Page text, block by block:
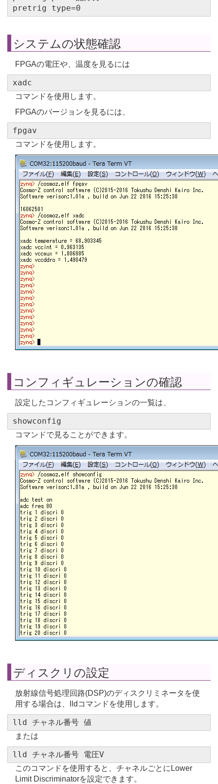
pretrig type=0
システムの状態確認
FPGAの電圧や、温度を見るには
xadc
コマンドを使用します。
FPGAのバージョンを見るには、
fpgav
コマンドを使用します。
コンフィギュレーションの確認
設定したコンフィギュレーションの一覧は、
showconfig
コマンドで見ることができます。
ディスクリの設定
放射線信号処理回路(DSP)のディスクリミネータを使
用する場合は、lldコマンドを使用します。
lld チャネル番号 値
または
lld チャネル番号 電圧V
このコマンドを使用すると、チャネルごとにLower
Limit Discriminatorを設定できます。